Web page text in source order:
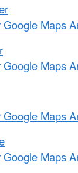
Google Maps
Google Maps
Google Maps
Google Maps